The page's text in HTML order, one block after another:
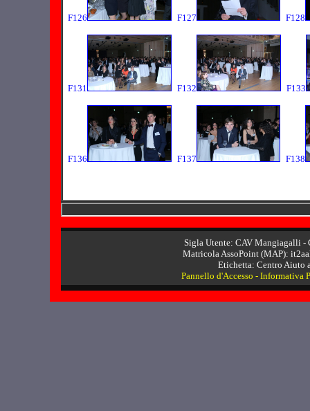
F126 F127 F128
F131 F132 F133
F136 F137 F138
Sigla Utente: CAV Mangiagalli -
Matricola AssoPoint (MAP):
Etichetta: Centro Aiuto
Pannello d'Accesso - Informativa